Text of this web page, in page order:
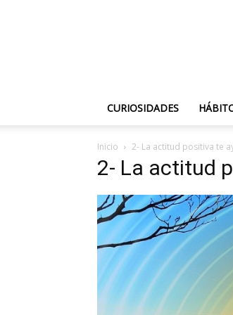
CURIOSIDADES
Inicio 2- La actitud positiva te
2- La actitud